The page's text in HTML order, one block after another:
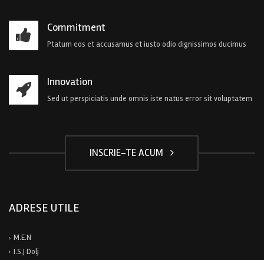
Commitment
Ptatum eos et accusamus et iusto odio dignissimos ducimus
Innovation
Sed ut perspiciatis unde omnis iste natus error sit voluptatem
INSCRIE-TE ACUM
ADRESE UTILE
M.E.N
I.S.J Dolj